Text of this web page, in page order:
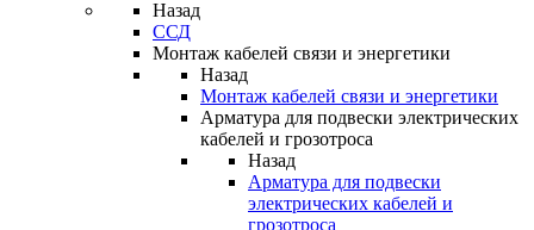
Назад
ССД
Монтаж кабелей связи и энергетики
Назад
Монтаж кабелей связи и энергетики
Арматура для подвески электрических
кабелей и грозотроса
Назад
Арматура для подвески
электрических кабелей и
грозотроса